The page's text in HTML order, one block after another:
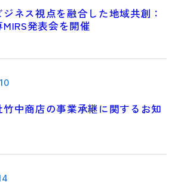
ネス視点を融合した地域共創：
発表会を開催
竹中商店の事業承継に関するお知